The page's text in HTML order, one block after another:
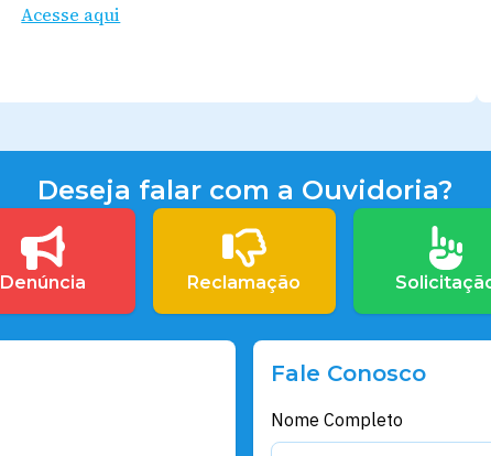
Acesse aqui
Deseja falar com a Ouvidoria?
Denúncia Reclamação
Fale Conosco
Nome Completo